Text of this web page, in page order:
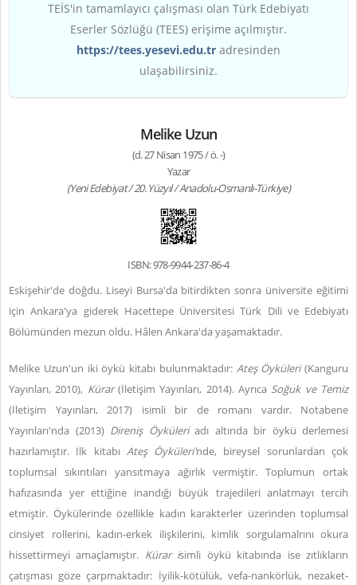
TEİS'in tamamlayıcı çalışması olan Türk Edebiyatı
Eserler Sözlüğü (TEES) erişime açılmıştır.
https://tees.yesevi.edu.tr adresinden
ulaşabilirsiniz.
Melike Uzun
(d. 27 Nisan 1975 / ö. -)
Yazar
(Yeni Edebiyat / 20. Yüzyıl / Anadolu-Osmanlı-Türkiye)
ISBN: 978-9944-237-86-4
Eskişehir'de doğdu. Liseyi Bursa'da bitirdikten sonra üniversite eğitimi
için Ankara'ya giderek Hacettepe Üniversitesi Türk Dili ve Edebiyatı
Bölümünden mezun oldu. Hâlen Ankara'da yaşamaktadır.
Melike Uzun'un iki öykü kitabı bulunmaktadır: Ateş Öyküleri(Kanguru
Yayınları, 2010), Kürar(İletişim Yayınları, 2014). Ayrıca Soğuk ve Temiz
(İletişim Yayınları, 2017) isimli bir de romanı vardır. Notabene
Yayınları'nda (2013) Direniş Öyküleriadı altında bir öykü derlemesi
hazırlamıştır. İlk kitabı Ateş Öyküleri'nde, bireysel sorunlardan çok
toplumsal sıkıntıları yansıtmaya ağırlık vermiştir. Toplumun ortak
hafızasında yer ettiğine inandığı büyük trajedileri anlatmayı tercih
etmiştir. Öykülerinde özellikle kadın karakterler üzerinden toplumsal
cinsiyet rollerini, kadın-erkek ilişkilerini, kimlik sorgulamalrını okura
hissettirmeyi amaçlamıştır. Kürar isimli öykü kitabında ise zıtlıkların
çatışması göze çarpmaktadır: İyilik-kötülük, vefa-nankörlük, nezaket-